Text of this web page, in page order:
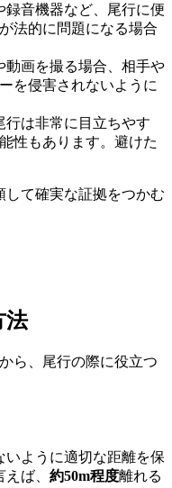
録音機器など、尾行に便
法的に問題になる場合
動画を撮る場合、相手や
を侵害されないように
行は非常に目立ちやす
性もあります。避けた
して確実な証拠をつかむ
法
ら、尾行の際に役立つ
いように適切な距離を保
ば、 約50m程度離れる